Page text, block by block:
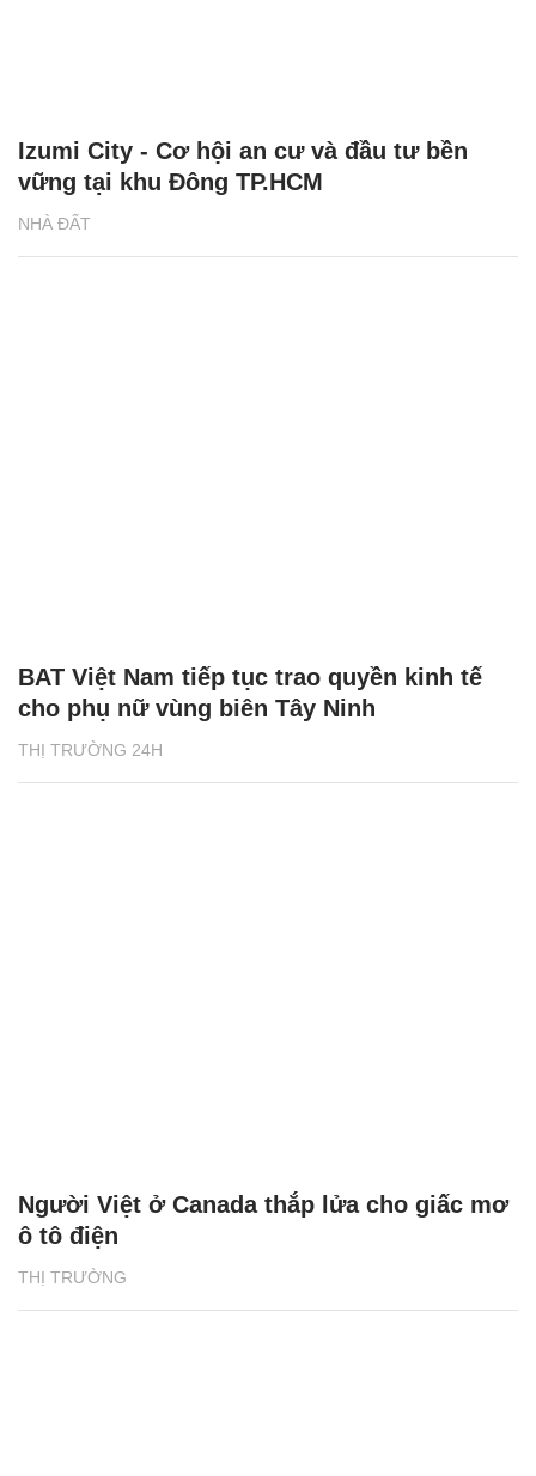
NHÀ ĐẤT
Izumi City - Cơ hội an cư và đầu tư bền
vững tại khu Đông TP.HCM
THỊ TRƯỜNG 24H
BAT Việt Nam tiếp tục trao quyền kinh tế
cho phụ nữ vùng biên Tây Ninh
THỊ TRƯỜNG
Người Việt ở Canada thắp lửa cho giấc mơ
ô tô điện